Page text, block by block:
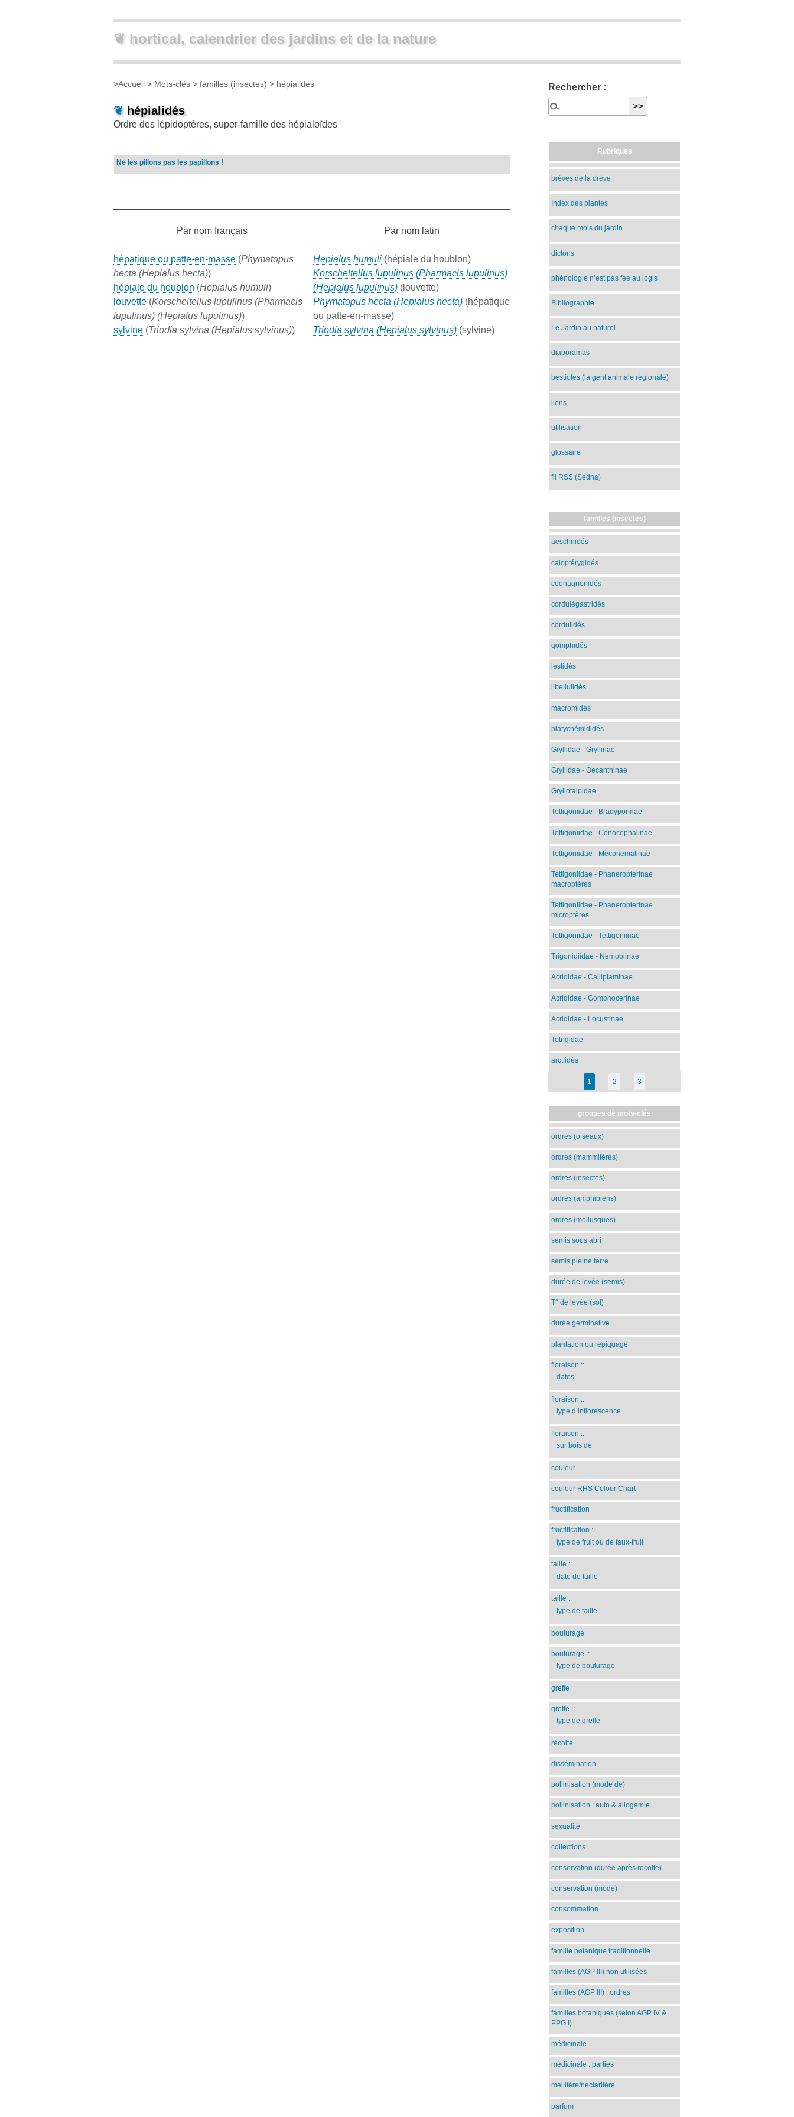
❦ hortical, calendrier des jardins et de la nature
>Accueil > Mots-clés > familles (insectes) > hépialidés
❦ hépialidés
Ordre des lépidoptères, super-famille des hépialoïdes
Ne les pillons pas les papillons !
Par nom français Par nom latin
hépatique ou patte-en-masse (Phymatopus
hecta (Hepialus hecta))
hépiale du houblon (Hepialus humuli)
louvette (Korscheltellus lupulinus (Pharmacis
lupulinus) (Hepialus lupulinus))
sylvine (Triodia sylvina (Hepialus sylvinus))
Hepialus humuli (hépiale du houblon)
Korscheltellus lupulinus (Pharmacis lupulinus)
(Hepialus lupulinus) (louvette)
Phymatopus hecta (Hepialus hecta) (hépatique
ou patte-en-masse)
Triodia sylvina (Hepialus sylvinus) (sylvine)
Rechercher :
Rubriques
brèves de la drève
Index des plantes
chaque mois du jardin
dictons
phénologie n’est pas fée au logis
Bibliographie
Le Jardin au naturel
diaporamas
bestioles (la gent animale régionale)
liens
utilisation
glossaire
fil RSS (Sedna)
familles (insectes)
aeschnidés
caloptérygidés
coenagrionidés
cordulégastridés
cordulidés
gomphidés
lestidés
libellulidés
macromidés
platycnémididés
Gryllidae - Gryllinae
Gryllidae - Oecanthinae
Gryllotalpidae
Tettigoniidae - Bradyporinae
Tettigoniidae - Conocephalinae
Tettigoniidae - Meconematinae
Tettigoniidae - Phaneropterinae
macroptères
Tettigoniidae - Phaneropterinae
microptères
Tettigoniidae - Tettigoniinae
Trigonidiidae - Nemobiinae
Acrididae - Calliptaminae
Acrididae - Gomphocerinae
Acrididae - Locustinae
Tetrigidae
arctiidés
1 2 3
groupes de mots-clés
ordres (oiseaux)
ordres (mammifères)
ordres (insectes)
ordres (amphibiens)
ordres (mollusques)
semis sous abri
semis pleine terre
durée de levée (semis)
T° de levée (sol)
durée germinative
plantation ou repiquage
floraison ::
dates
floraison ::
type d’inflorescence
floraison ::
sur bois de
couleur
couleur RHS Colour Chart
fructification
fructification ::
type de fruit ou de faux-fruit
taille ::
date de taille
taille ::
type de taille
bouturage
bouturage ::
type de bouturage
greffe
greffe ::
type de greffe
récolte
dissémination
pollinisation (mode de)
pollinisation : auto & allogamie
sexualité
collections
conservation (durée après recolte)
conservation (mode)
consommation
exposition
famille botanique traditionnelle
familles (AGP III) non utilisées
familles (AGP III) : ordres
familles botaniques (selon AGP IV &
PPG I)
médicinale
médicinale : parties
mellifère/nectarifère
parfum